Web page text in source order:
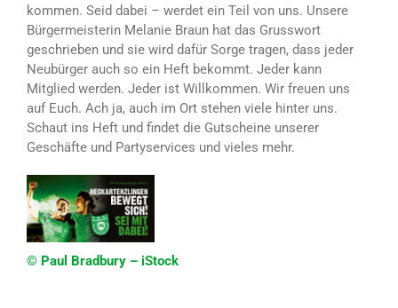
kommen. Seid dabei – werdet ein Teil von uns. Unsere
Bürgermeisterin Melanie Braun hat das Grusswort
geschrieben und sie wird dafür Sorge tragen, dass jeder
Neubürger auch so ein Heft bekommt. Jeder kann
Mitglied werden. Jeder ist Willkommen. Wir freuen uns
auf Euch. Ach ja, auch im Ort stehen viele hinter uns.
Schaut ins Heft und findet die Gutscheine unserer
Geschäfte und Partyservices und vieles mehr.
© Paul Bradbury – iStock